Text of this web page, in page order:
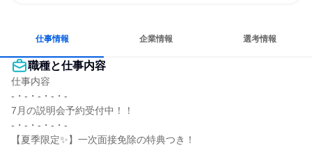
仕事情報 企業情報 選考情報
職種と仕事内容
仕事内容
-・-・-・-・-
7月の説明会予約受付中！！
-・-・-・-・-
【夏季限定✨】一次面接免除の特典つき！